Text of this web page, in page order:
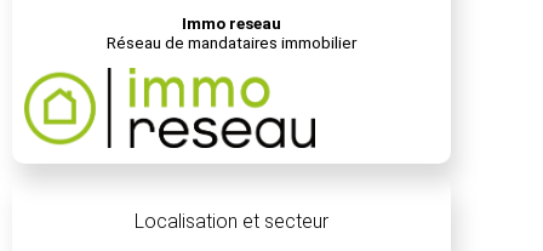
Immo reseau
Réseau de mandataires immobilier
Localisation et secteur